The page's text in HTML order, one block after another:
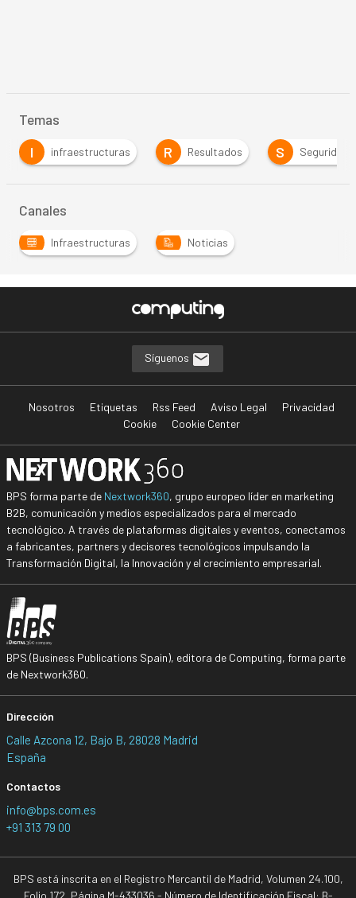
Temas
I
infraestructuras R Resultados S Seguridad
Canales
Infraestructuras Noticias
Síguenos
Nosotros Etiquetas Rss Feed Aviso Legal
Privacidad
Cookie
Cookie Center
BPS forma parte de Nextwork360, grupo europeo líder en marketing
B2B, comunicación y medios especializados para el mercado
tecnológico. A través de plataformas digitales y eventos, conectamos
a fabricantes, partners y decisores tecnológicos impulsando la
Transformación Digital, la Innovación y el crecimiento empresarial.
BPS (Business Publications Spain), editora de Computing, forma parte
de Nextwork360.
Dirección
Calle Azcona 12, Bajo B, 28028 Madrid
España
Contactos
info@bps.com.es
+91 313 79 00
BPS está inscrita en el Registro Mercantil de Madrid, Volumen 24.100,
Folio 172, Página M-433036 - Número de Identificación Fiscal: B-